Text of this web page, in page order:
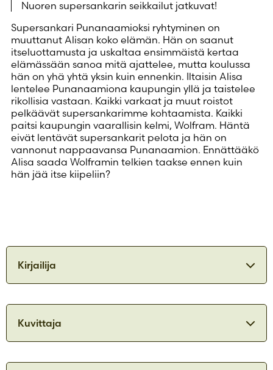
Nuoren supersankarin seikkailut jatkuvat!
Supersankari Punanaamioksi ryhtyminen on
muuttanut Alisan koko elämän. Hän on saanut
itseluottamusta ja uskaltaa ensimmäistä kertaa
elämässään sanoa mitä ajattelee, mutta koulussa
hän on yhä yhtä yksin kuin ennenkin. Iltaisin Alisa
lentelee Punanaamiona kaupungin yllä ja taistelee
rikollisia vastaan. Kaikki varkaat ja muut roistot
pelkäävät supersankarimme kohtaamista. Kaikki
paitsi kaupungin vaarallisin kelmi, Wolfram. Häntä
eivät lentävät supersankarit pelota ja hän on
vannonut nappaavansa Punanaamion. Ennättääkö
Alisa saada Wolframin telkien taakse ennen kuin
hän jää itse kiipeliin?
Kirjailija
haluaisi tulla isona. Lastenkirjojen kirjoittamisen
Kuvittaja